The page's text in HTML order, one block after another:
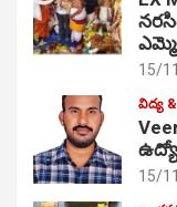
15/
విద్య
15/